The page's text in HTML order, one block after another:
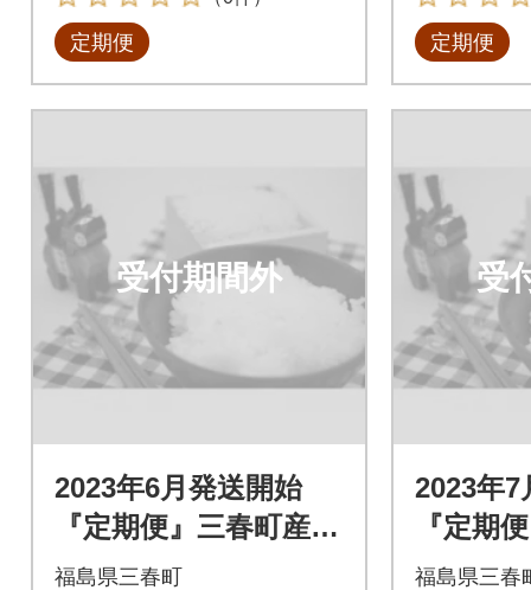
定期便 定期便
受付期間外
2023年6月発送開始
『定期便』三春町産コ
シヒカリ計15kg全3回
福島県三春町
受
2023年7
『定期
シヒカ
福島県三春